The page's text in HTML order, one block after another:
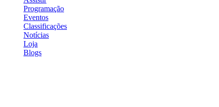
Programação
Eventos
Classificações
Notícias
Loja
Blogs